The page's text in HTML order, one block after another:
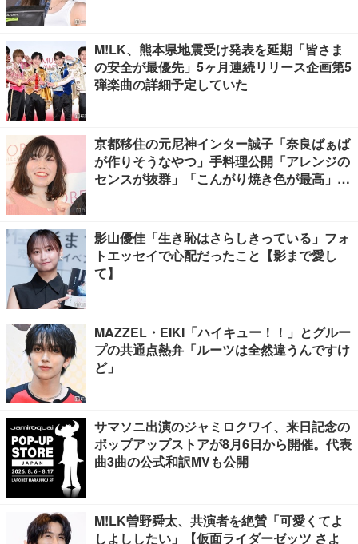
M!LK、熊本県地震受け発表を延期「皆さま
の安全が最優先」5ヶ月連続リリース企画第5
弾楽曲の詳細予定していた
京都移住の元尼神インター誠子「奈良ばぁば
が作りそうなやつ」手料理公開「アレンジの
センスが抜群」「こんがり焼き色が最高」と
影山優佳「生き恥はさらしきっている」フォ
トエッセイで心配だったこと【影まで愛し
て】
MAZZEL・EIKI「ハイキュー！！」とグルー
プの共通点熱弁「ルーツは全然違うんですけ
ど」
サマソニ出演のジャミロクワイ、来日記念の
ポップアップストアが8月6日から開催。代表
曲3曲の公式和訳MVも公開
M!LK曽野舜太、共演者を絶賛「可愛くてよ
しよししたい」【仮面ライダーゼッツ さよ